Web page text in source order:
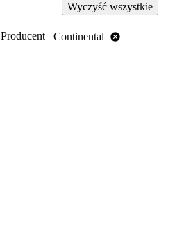
Wyczyść wszystkie
Producent Continental